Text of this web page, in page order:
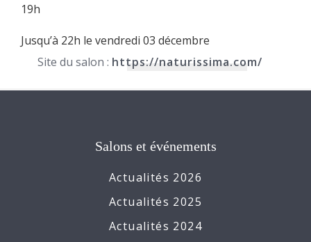
Salons et événements
Actualités 2026
Actualités 2025
Actualités 2024
19h
Jusqu’à 22h le vendredi 03 décembre
Site du salon : https://naturissima.com/